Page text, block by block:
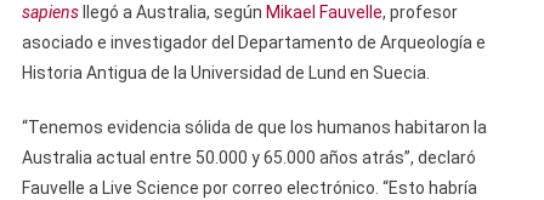
sapiensllegó a Australia, según Mikael Fauvelle, profesor
asociado e investigador del Departamento de Arqueología e
Historia Antigua de la Universidad de Lund en Suecia.
“Tenemos evidencia sólida de que los humanos habitaron la
Australia actual entre 50.000 y 65.000 años atrás”, declaró
Fauvelle a Live Science por correo electrónico. “Esto habría